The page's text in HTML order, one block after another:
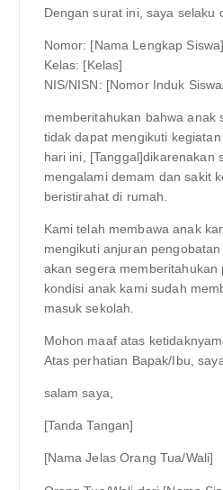
Dengan surat ini, saya selaku
Nomor: [Nama Lengkap Siswa]
Kelas: [Kelas]
NIS/NISN: [Nomor Induk
memberitahukan bahwa anak
tidak dapat mengikuti
hari ini, [Tanggal]dikarenakan
mengalami demam dan sakit
beristirahat di rumah.
Kami telah membawa anak
mengikuti anjuran
akan segera memberitahukan
kondisi anak kami sudah
masuk sekolah.
Mohon maaf atas
Atas perhatian Bapak/Ibu,
salam saya,
[Tanda Tangan]
[Nama Jelas Orang Tua/Wali]